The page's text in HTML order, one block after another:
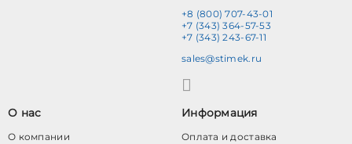
+8 (800) 707-43-01
+7 (343) 364-57-53
+7 (343) 243-67-11
sales@stimek.ru
О нас
О компании
Информация
Оплата и доставка